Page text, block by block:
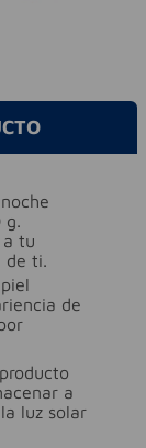
g.
a tu
de ti.
de
a
luz solar